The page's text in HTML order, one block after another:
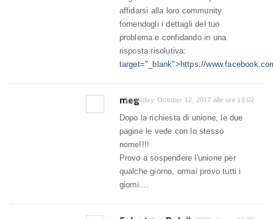
affidarsi alla loro community
fornendogli i dettagli del tuo
problema e confidando in una
risposta risolutiva:
target="_blank">https://
meg
Thursday, October 12, 2017 alle ore 16:02
Dopo la richiesta di unione, le due
pagine le vede con lo stesso
nome!!!!
Provo a sospendere l'unione per
qualche giorno, ormai provo tutti i
giorni....